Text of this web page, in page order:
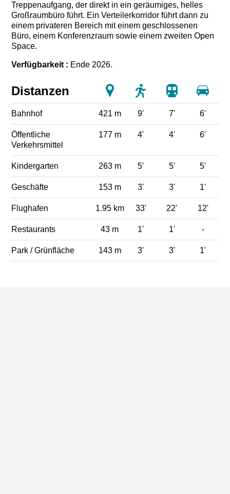
Treppenaufgang, der direkt in ein geräumiges, helles
Großraumbüro führt. Ein Verteilerkorridor führt dann zu
einem privateren Bereich mit einem geschlossenen
Büro, einem Konferenzraum sowie einem zweiten Open
Space.
Verfügbarkeit : Ende 2026.
Distanzen
Bahnhof 421 m 9' 7' 6'
Öffentliche
Verkehrsmittel
177 m 4' 4' 6'
Kindergarten 263 m 5' 5' 5'
Geschäfte 153 m 3' 3' 1'
Flughafen 1.95 km 33' 22' 12'
Restaurants 43 m 1' 1' -
Park / Grünfläche 143 m 3' 3' 1'